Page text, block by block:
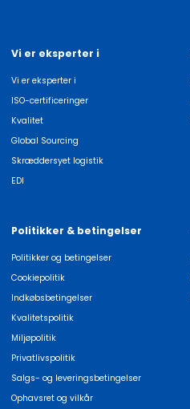
Vi er eksperter i
Vi er eksperter i
ISO-certificeringer
Kvalitet
Global Sourcing
Skræddersyet logistik
EDI
Politikker & betingelser
Politikker og betingelser
Cookiepolitik
Indkøbsbetingelser
Kvalitetspolitik
Miljøpolitik
Privatlivspolitik
Salgs- og leveringsbetingelser
Ophavsret og vilkår